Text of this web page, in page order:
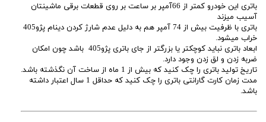
باتری این خودرو کمتر از 66آمپر بر ساعت بر روی قطعات برقی ماشینتان
آسیب میزند
باتری با ظرفیت بیش از 74 آمپر هم به دلیل عدم شارژ کردن دینام پژو405
خراب میشود.
ابعاد باتری نباید کوچکتر یا بزرگتر از جای باتری پژو405 باشد چون امکان
ضربه زدن و لق زدن وجود دارد.
تاریخ تولید باتری را چک کنید که بیش از 1 ماه از ساخت آن نگذشته باشد.
مدت زمان کارت گارانتی باتری را چک کنید که حداقل 1 سال اعتبار داشته
باشد.